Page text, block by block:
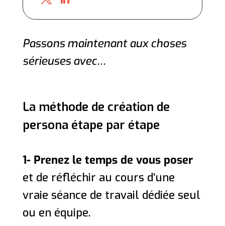
Passons maintenant aux choses
sérieuses avec…
La méthode de création de
persona étape par étape
1- Prenez le temps de vous poser
et de réfléchir au cours d’une
vraie séance de travail dédiée seul
ou en équipe.